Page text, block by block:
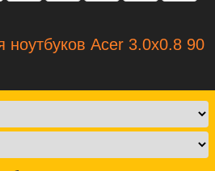
ноутбуков Acer 3.0x0.8 90